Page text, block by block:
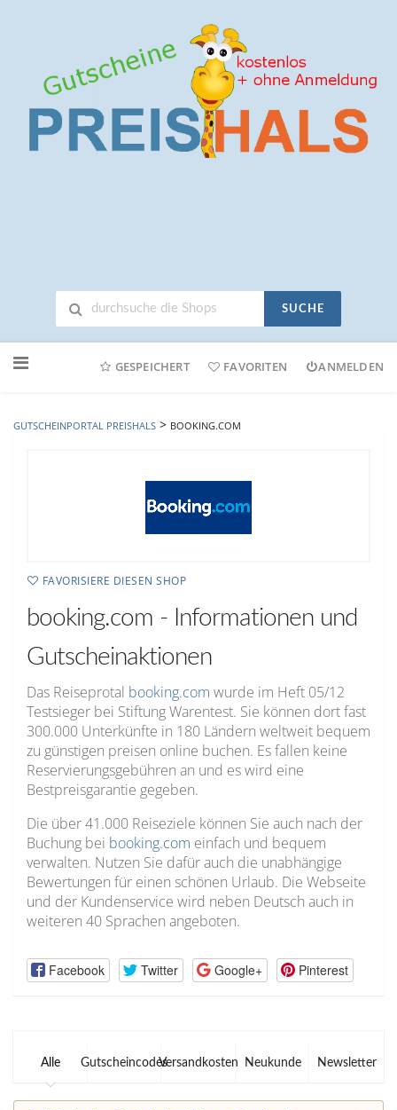
SUCHE
Online-
GESPEICHERT FAVORITEN ANMELDEN
GUTSCHEINPORTAL PREISHALS > BOOKING.COM
FAVORISIERE DIESEN SHOP
booking.com - Informationen und
Gutscheinaktionen
Das Reiseprotal booking.com wurde im Heft 05/12
Testsieger bei Stiftung Warentest. Sie können dort fast
300.000 Unterkünfte in 180 Ländern weltweit bequem
zu günstigen preisen online buchen. Es fallen keine
Reservierungsgebühren an und es wird eine
Bestpreisgarantie gegeben.
Die über 41.000 Reiseziele können Sie auch nach der
Buchung bei booking.com einfach und bequem
verwalten. Nutzen Sie dafür auch die unabhängige
Bewertungen für einen schönen Urlaub. Die Webseite
und der Kundenservice wird neben Deutsch auch in
weiteren 40 Sprachen angeboten.
Facebook Twitter Google+ Pinterest
Alle GutscheincodesVersandkosten Neukunde Newsletter